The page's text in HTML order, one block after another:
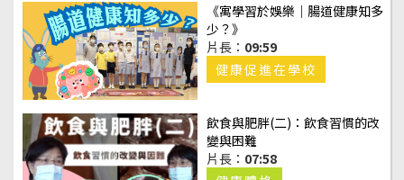
《寓學習於娛樂｜腸道健康知多
少？》
片長： 09:59
健康促進在學校
飲食與肥胖(二)：飲食習慣的改
變與困難
片長： 07:58